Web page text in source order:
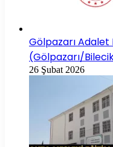
Gölpazarı
(Gölpazarı/
26 Şubat 2026